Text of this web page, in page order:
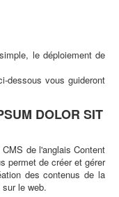
le déploiement de
dessous vous guideront
DOLOR SIT
de l'anglais Content
permet de créer et gérer
des contenus de la
le web.